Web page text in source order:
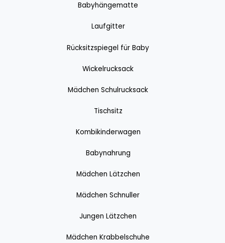
Babyhängematte
Laufgitter
Rücksitzspiegel für Baby
Wickelrucksack
Mädchen Schulrucksack
Tischsitz
Kombikinderwagen
Babynahrung
Mädchen Lätzchen
Mädchen Schnuller
Jungen Lätzchen
Mädchen Krabbelschuhe